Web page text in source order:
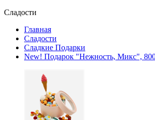
Сладости
Главная
Сладости
Сладкие Подарки
New! Подарок "Нежность, Микс",